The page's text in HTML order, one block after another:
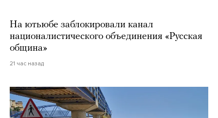
На ютьюбе заблокировали канал
националистического объединения «Русская
община»
21 час назад